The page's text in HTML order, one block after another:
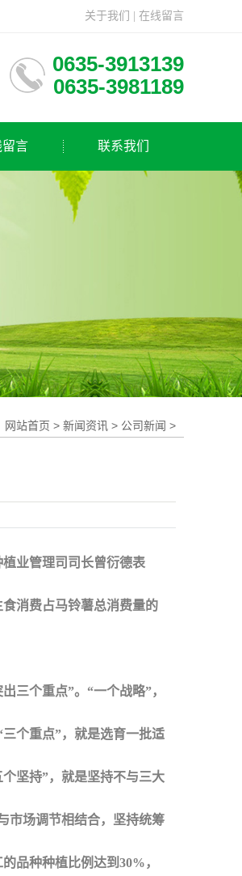
关于我们 在线留言
0635-3913139
0635-3981189
言 联系我们
网站首页 > 新闻资讯 > 公司新闻 >
业管理司司长曾衍德表
消费占马铃薯总消费量的
个重点”。“一个战略”，
个重点”，就是选育一批适
坚持”，就是坚持不与三大
市场调节相结合，坚持统筹
品种种植比例达到30%，